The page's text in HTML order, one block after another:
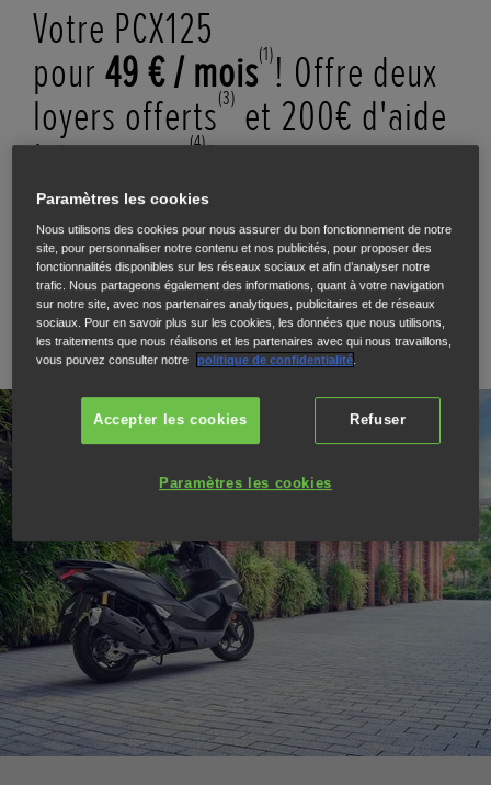
Votre PCX125
pour 49 € / mois(1)! Offre deux
loyers offerts(3) et 200€ d'aide
à la reprise(4)!
RÉSERVEZ VOTRE ESSAI
Paramètres les cookies
Nous utilisons des cookies pour nous assurer du bon fonctionnement de notre
site, pour personnaliser notre contenu et nos publicités, pour proposer des
fonctionnalités disponibles sur les réseaux sociaux et afin d’analyser notre
trafic. Nous partageons également des informations, quant à votre navigation
sur notre site, avec nos partenaires analytiques, publicitaires et de réseaux
sociaux. Pour en savoir plus sur les cookies, les données que nous utilisons,
les traitements que nous réalisons et les partenaires avec qui nous travaillons,
vous pouvez consulter notre
politique de confidentialité
Refuser
Accepter les cookies
Paramètres les cookies